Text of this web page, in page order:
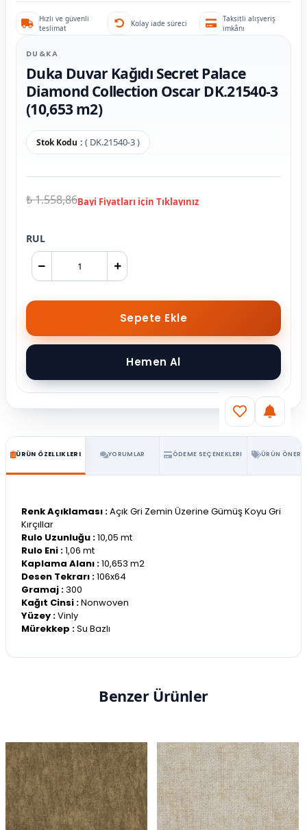
Hızlı ve güvenli
teslimat
Kolay iade süreci
Taksitli alışveriş
imkânı
DU&KA
Duka Duvar Kağıdı Secret Palace
Diamond Collection Oscar DK.21540-3
(10,653 m2)
Stok Kodu ( DK.21540-3 )
₺ 1.558,86
RUL
ÜRÜN ÖZELLIKLERI YORUMLAR ÖDEME SEÇENEKLERI ÜRÜN
Renk Açıklaması :Açık Gri Zemin Üzerine Gümüş Koyu Gri
Kırçıllar
Rulo Uzunluğu :10,05 mt
Rulo Eni :1,06 mt
Kaplama Alanı :10,653 m2
Desen Tekrarı :106x64
Gramaj :300
Kağıt Cinsi :Nonwoven
Yüzey :Vinly
Mürekkep :Su Bazlı
Benzer Ürünler